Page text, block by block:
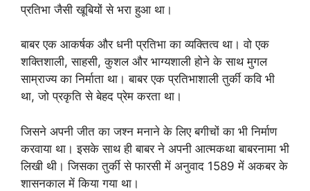
प्रतिभा जैसी खूबियों से भरा हुआ था।
बाबर एक आकर्षक और धनी प्रतिभा का व्यक्तित्व था। वो एक
शक्तिशाली, साहसी, कुशल और भाग्यशाली होने के साथ मुगल
साम्राज्य का निर्माता था। बाबर एक प्रतिभाशाली तुर्की कवि भी
था, जो प्रकृति से बेहद प्रेम करता था।
जिसने अपनी जीत का जश्न मनाने के लिए बगीचों का भी निर्माण
करवाया था। इसके साथ ही बाबर ने अपनी आत्मकथा बाबरनामा भी
लिखी थी। जिसका तुर्की से फारसी में अनुवाद 1589 में अकबर के
शासनकाल में किया गया था।